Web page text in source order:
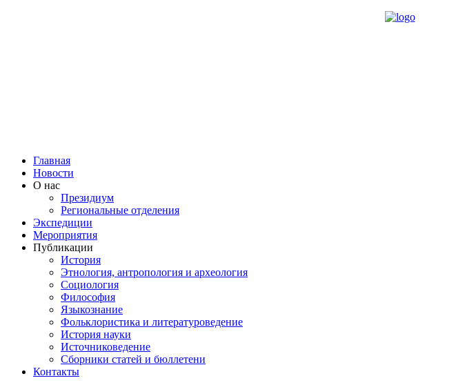
Главная
Новости
О нас
Президиум
Региональные отделения
Экспедиции
Мероприятия
Публикации
История
Этнология, антропология и археология
Социология
Философия
Языкознание
Фольклористика и литературоведение
История науки
Источниковедение
Cборники статей и бюллетени
Контакты